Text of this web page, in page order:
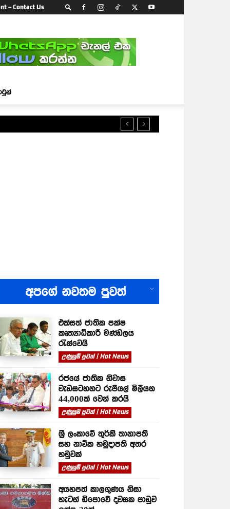
– Contact Us
අපගේ නවතම පුවත්
එක්සත් ජාතික පක්ෂ
කෘත්‍යාධිකාරී මණ්ඩලය
රැස්වෙයි
උණුසුම් පුවත් | Hot News
රජයේ ජාතික නිවාස
වැඩසටහනට රුපියල් මිලියන
44,000ක් වෙන් කරයි
උණුසුම් පුවත් | Hot News
ශ්‍රී ලංකාවේ තුර්කි තානාපති
සහ නාවික හමුදාපති අතර
හමුවක්
උණුසුම් පුවත් | Hot News
අයහපත් කාලගුණය නිසා
හැටන් ඩිපොවේ දවසක පාඩුව